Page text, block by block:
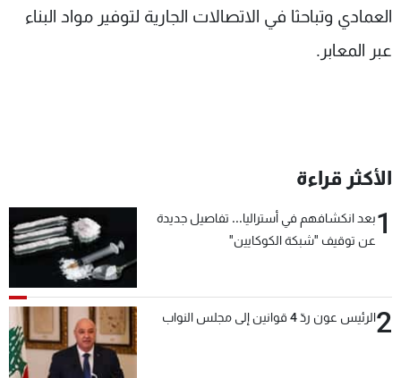
العمادي وتباحثا في الاتصالات الجارية لتوفير مواد البناء
عبر المعابر.
الأكثر قراءة
1بعد انكشافهم في أستراليا... تفاصيل جديدة
عن توقيف "شبكة الكوكايين"
2الرئيس عون ردّ 4 قوانين إلى مجلس النواب